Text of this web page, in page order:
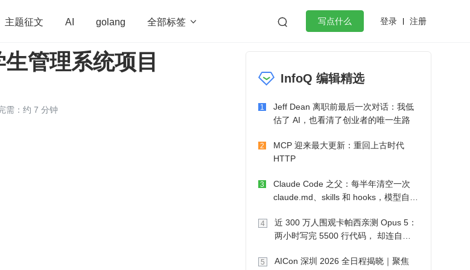
主题征文 AI golang 全部标签   写点什么 登录 注册
算法 学习方法 Web3.0
微服务架构 flutter
管理系统项目
需：约 7 分钟
InfoQ 编辑精选
1
Jeff Dean 离职前最后一次对话：我低
估了 AI，也看清了创业者的唯一生路
2
MCP 迎来最大更新：重回上古时代
HTTP
3
Claude Code 之父：每半年清空一次
claude.md、skills 和 hooks，模型自己
4
近 300 万人围观卡帕西亲测 Opus 5：
两小时写完 5500 行代码， 却连自己
5
AICon 深圳 2026 全日程揭晓｜聚焦